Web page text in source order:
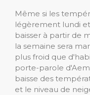
Même si les
légèrement lundi
baisser à partir de
la semaine sera
plus froid que
porte-parole
baisse des
et le niveau de